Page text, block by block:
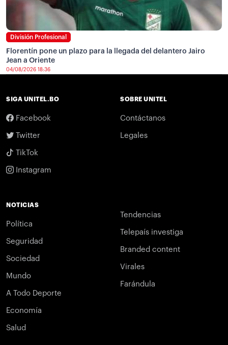
División Profesional
Florentín pone un plazo para la llegada del delantero Jairo
Jean a Oriente
04/08/2026 18:36
SIGA UNITEL.BO
Facebook
Twitter
TikTok
Instagram
SOBRE UNITEL
Contáctanos
Legales
NOTICIAS
Política
Seguridad
Sociedad
Mundo
A Todo Deporte
Economía
Salud
Tendencias
Telepaís investiga
Branded content
Virales
Farándula